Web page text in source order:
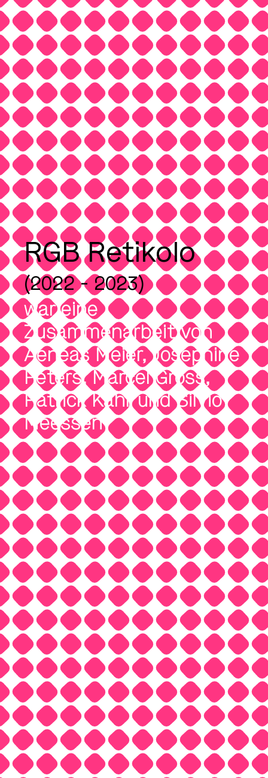
RGB Retikolo
(2022 - 2023)
war eine
Zusammenarbeit von
Aeneas Meier,Josephine
Peters,Marcel Gross,
Patrick KahrundSilvio
Meessen